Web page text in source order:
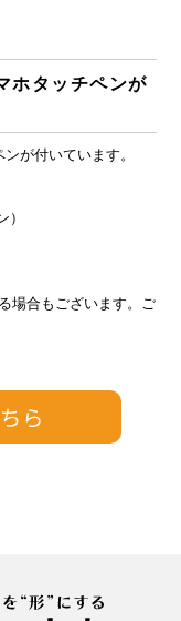
ホタッチペンが
が付いています。
場合もございます。ご